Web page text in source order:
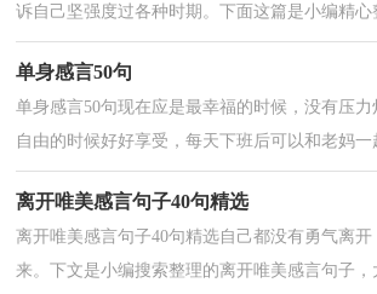
诉自己坚强度过各种时期。下面这篇是小编精
感言，仅供参考，大家一起来看看吧。1、如果
单身感言50句
单身感言50句现在应是最幸福的时候，没有压
自由的时候好好享受，每天下班后可以和老妈
多单身的忧虑，自己就挺好。本文是小编为大
离开唯美感言句子40句精选
离开唯美感言句子40句精选自己都没有勇气离
来。下文是小编搜索整理的离开唯美感言句子，